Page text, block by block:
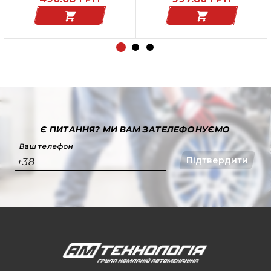
Є ПИТАННЯ?МИ ВАМ ЗАТЕЛЕФОНУЄМО
Ваш телефон
+38 Підтвердити